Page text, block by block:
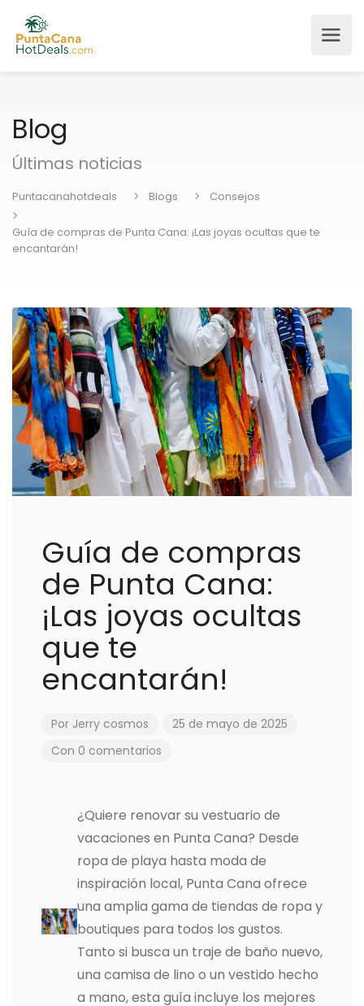
Blog
Últimas noticias
Puntacanahotdeals Blogs Consejos
Guía de compras de Punta Cana: ¡Las joyas ocultas que te
encantarán!
Guía de compras
de Punta Cana:
¡Las joyas ocultas
que te
encantarán!
Por Jerry cosmos
25 de mayo de 2025
Con 0 comentarios
¿Quiere renovar su vestuario de
vacaciones en Punta Cana? Desde
ropa de playa hasta moda de
inspiración local, Punta Cana ofrece
una amplia gama de tiendas de ropa y
boutiques para todos los gustos.
Tanto si busca un traje de baño nuevo,
una camisa de lino o un vestido hecho
a mano, esta guía incluye los mejores